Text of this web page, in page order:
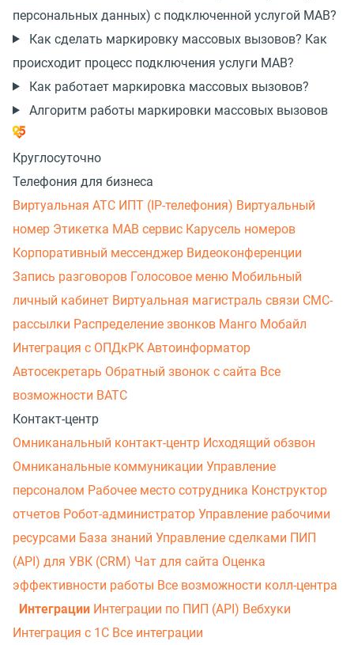
персональных данных) с подключенной услугой МАВ?
Как сделать маркировку массовых вызовов? Как
происходит процесс подключения услуги МАВ?
Как работает маркировка массовых вызовов?
Алгоритм работы маркировки массовых вызовов
Круглосуточно
Телефония для бизнеса
Виртуальная АТС ИПТ (IP-телефония) Виртуальный
номер Этикетка МАВ сервис Карусель номеров
Корпоративный мессенджер Видеоконференции
Запись разговоров Голосовое меню Мобильный
личный кабинет Виртуальная магистраль связи СМС-
рассылки Распределение звонков Манго Мобайл
Интеграция с ОПДкРК Автоинформатор
Автосекретарь Обратный звонок с сайта Все
возможности ВАТС
Контакт-центр
Омниканальный контакт-центр Исходящий обзвон
Омниканальные коммуникации Управление
персоналом Рабочее место сотрудника Конструктор
отчетов Робот-администратор Управление рабочими
ресурсами База знаний Управление сделками ПИП
(API) для УВК (CRM) Чат для сайта Оценка
эффективности работы Все возможности колл-центра
Интеграции Интеграции по ПИП (API) Вебхуки
Интеграция с 1С Все интеграции